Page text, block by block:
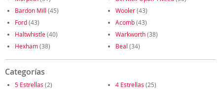
Bardon Mill (45) Wooler(43)
Ford(43) Acomb(43)
Haltwhistle(40) Warkworth(38)
Hexham(38) Beal (34)
Categorías
5 Estrellas (2) 4 Estrellas (25)